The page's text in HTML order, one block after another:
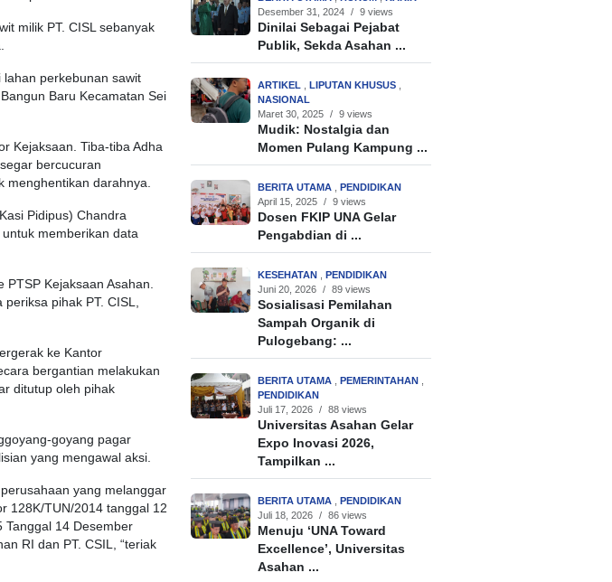
milik PT. CISL sebanyak
lahan perkebunan sawit
Baru Kecamatan Sei
Kejaksaan. Tiba-tiba Adha
bercucuran
menghentikan darahnya.
Pidipus) Chandra
memberikan data
Kejaksaan Asahan.
pihak PT. CISL,
ke Kantor
bergantian melakukan
ditutup oleh pihak
goyang pagar
yang mengawal aksi.
yang melanggar
128K/TUN/2014 tanggal 12
Tanggal 14 Desember
RI dan PT. CSIL, “teriak
Desember 31, 2024
/ 9 views
Dinilai Sebagai Pejabat
Publik, Sekda Asahan ...
ARTIKEL , LIPUTAN KHUSUS ,
NASIONAL
Maret 30, 2025
/ 9 views
Mudik: Nostalgia dan
Momen Pulang Kampung ...
BERITA UTAMA , PENDIDIKAN
April 15, 2025
/ 9 views
Dosen FKIP UNA Gelar
Pengabdian di ...
KESEHATAN , PENDIDIKAN
Juni 20, 2026
/ 89 views
Sosialisasi Pemilahan
Sampah Organik di
Pulogebang: ...
BERITA UTAMA , PEMERINTAHAN ,
PENDIDIKAN
Juli 17, 2026
/ 88 views
Universitas Asahan Gelar
Expo Inovasi 2026,
Tampilkan ...
BERITA UTAMA , PENDIDIKAN
Juli 18, 2026
/ 86 views
Menuju ‘UNA Toward
Excellence’, Universitas
Asahan ...